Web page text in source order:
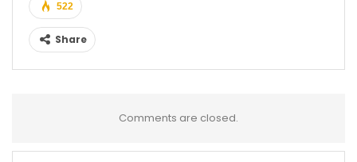
522
Share
Comments are closed.